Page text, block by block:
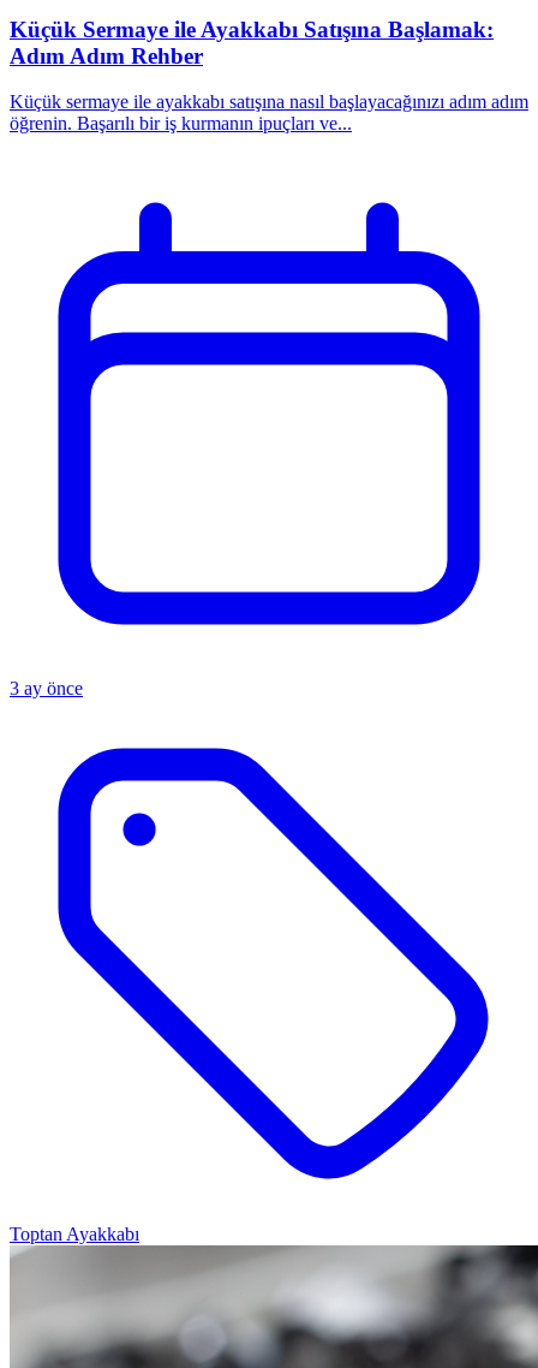
Küçük Sermaye ile Ayakkabı Satışına Başlamak:
Adım Adım Rehber
Küçük sermaye ile ayakkabı satışına nasıl başlayacağınızı adım adım
öğrenin. Başarılı bir iş kurmanın ipuçları ve...
3 ay önce
Toptan Ayakkabı